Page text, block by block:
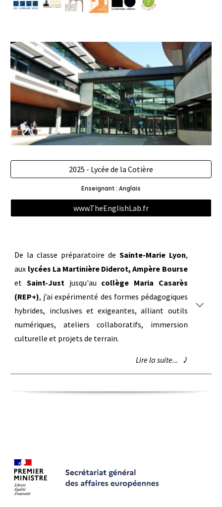
2025 - Lycée de la Cotière
Enseignant : Anglais
www.TheEnglishLab.fr
De la classe préparatoire de Sainte-Marie Lyon,
aux lycées La Martinière Diderot, Ampère Bourse
et Saint-Just jusqu'au collège Maria Casarès
(REP+), j’ai expérimenté des formes pédagogiques
hybrides, inclusives et exigeantes, alliant outils
numériques, ateliers collaboratifs, immersion
culturelle et projets de terrain.
Lire la suite... ⤸